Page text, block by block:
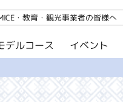
デルコース イベント
・教育・観光事業者の皆様へ